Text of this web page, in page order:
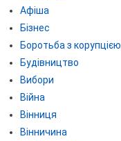
Афіша
Бізнес
Боротьба з корупцією
Будівництво
Вибори
Війна
Вінниця
Вінничина